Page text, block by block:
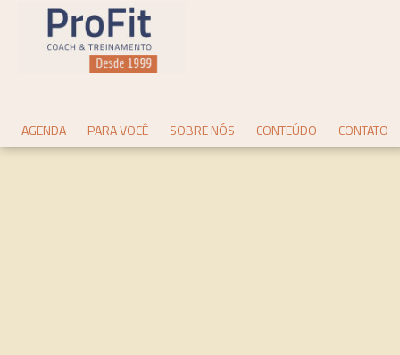
AGENDA PARA VOCÊ SOBRE NÓS CONTEÚDO CONTATO